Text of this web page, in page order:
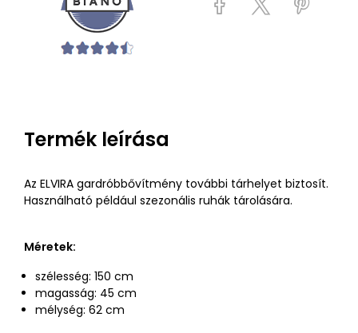
Termék leírása
Az ELVIRA gardróbbővítmény további tárhelyet biztosít.
Használható például szezonális ruhák tárolására.
Méretek:
szélesség: 150 cm
magasság: 45 cm
mélység: 62 cm